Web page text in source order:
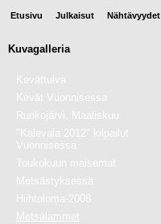
Etusivu Julkaisut Nähtävyydet
Kuvagalleria
Kevättulva
Kevät Vuonnisessa
Ruokojärvi. Maaliskuu
"Kalevala 2012" kilpailut
Vuonnisessa
Toukokuun maisemat
Metsästyksessä
Hiihtoloma-2008
Metsälammet